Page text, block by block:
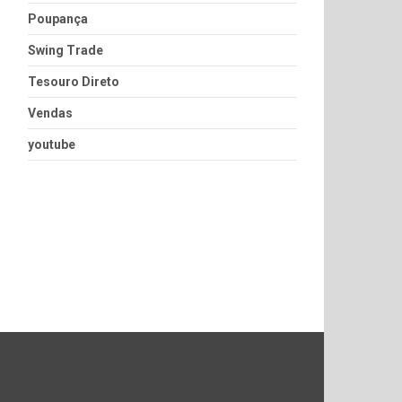
Poupança
Swing Trade
Tesouro Direto
Vendas
youtube